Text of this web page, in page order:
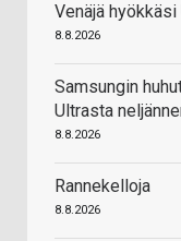
Venäjä
8.8.2026
Samsungin
Ultrasta
8.8.2026
Rannekelloja
8.8.2026